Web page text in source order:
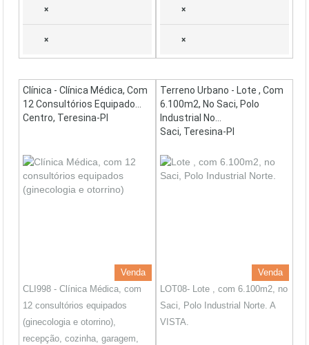
×
×
×
×
Clínica - Clínica Médica, Com
12 Consultórios Equipado...
Centro, Teresina-PI
Venda
CLI998 - Clínica Médica, com
12 consultórios equipados
(ginecologia e otorrino),
recepção, cozinha, garagem,
Terreno Urbano - Lote , Com
6.100m2, No Saci, Polo
Industrial No...
Saci, Teresina-PI
Venda
LOT08- Lote , com 6.100m2, no
Saci, Polo Industrial Norte. A
VISTA.